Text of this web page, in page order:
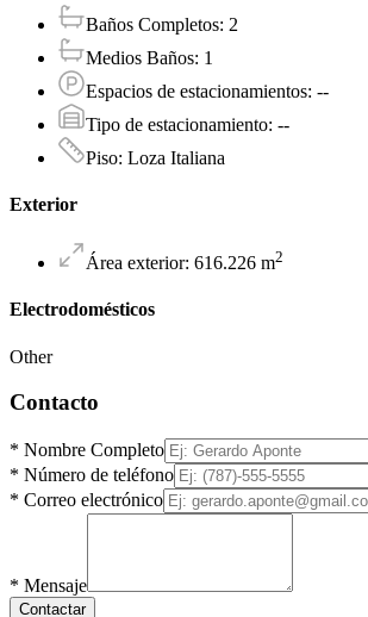
Baños Completos: 2
Medios Baños: 1
Espacios de estacionamientos: --
Tipo de estacionamiento: --
Piso: Loza Italiana
Exterior
Área exterior: 616.226 m2
Electrodomésticos
Other
Contacto
* Nombre Completo
* Número de teléfono
* Correo electrónico
* Mensaje
Contactar